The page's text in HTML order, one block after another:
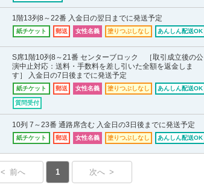
1階13列8～22番 入金日の翌日までに発送予定
紙チケット 郵送 女性名義 塗りつぶしなし あんしん配送OK
S席1階10列8～21番 センターブロック ［取引成立後の公
演中止対応：送料・手数料を差し引いた全額を返金しま
す］ 入金日の7日後までに発送予定
紙チケット 郵送 女性名義 塗りつぶしなし あんしん配送OK
質問受付
10列 7～23番 通路席含む 入金日の3日後までに発送予定
紙チケット 郵送 女性名義 塗りつぶしなし あんしん配送OK
< 前へ 1 次へ >